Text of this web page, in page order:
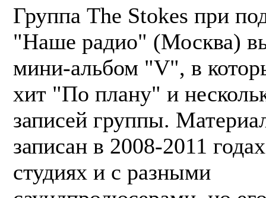
Группа The Stokes при
"Наше радио" (Москва)
мини-альбом "V", в
хит "По плану" и
записей группы.
записан в 2008-2011
студиях и с разными